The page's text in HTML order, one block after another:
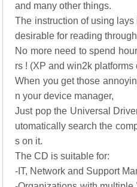
and many other things.
The instruction of using
desirable for reading
No more need to spend
rs ! (XP and win2k platforms
When you get those
n your device manager,
Just pop the Universal
utomatically search the
s on it.
The CD is suitable for:
-IT, Network and Support